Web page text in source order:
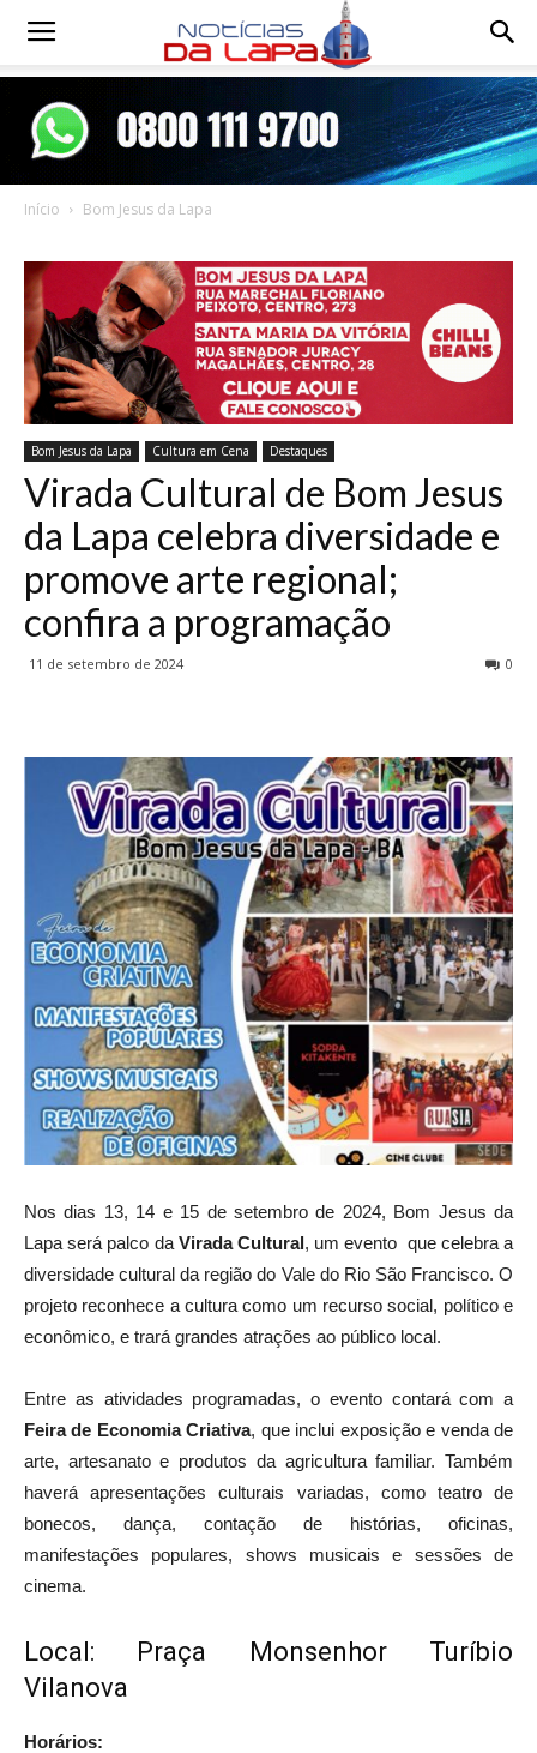
Notícias
Início Bom Jesus da Lapa
Bom Jesus da Lapa Cultura em Cena Destaques
Virada Cultural de Bom Jesus
da Lapa celebra diversidade e
promove arte regional;
confira a programação
11 de setembro de 2024 0
Nos dias 13, 14 e 15 de setembro de 2024, Bom Jesus da
Lapa será palco da Virada Cultural, um evento que celebra a
diversidade cultural da região do Vale do Rio São Francisco. O
projeto reconhece a cultura como um recurso social, político e
econômico, e trará grandes atrações ao público local.
Entre as atividades programadas, o evento contará com a
Feira de Economia Criativa, que inclui exposição e venda de
arte, artesanato e produtos da agricultura familiar. Também
haverá apresentações culturais variadas, como teatro de
bonecos, dança, contação de histórias, oficinas,
manifestações populares, shows musicais e sessões de
cinema.
Local: Praça Monsenhor Turíbio
Vilanova
Horários: